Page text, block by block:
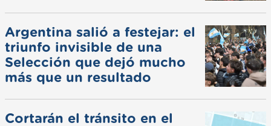
Argentina salió a festejar: el
triunfo invisible de una
Selección que dejó mucho
más que un resultado
Cortarán el tránsito en el